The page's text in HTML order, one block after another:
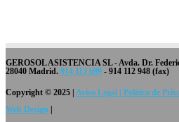
GEROSOL ASISTENCIA SL- Avda. Dr.
28040 Madrid. 914 113 699 - 914 112 948 (fax)
Copyright © 2025 | Aviso Legal | Política de
Web Design